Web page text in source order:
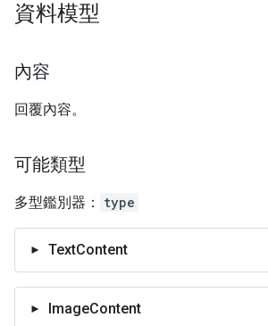
資料模型
內容
回覆內容。
可能類型
多型鑑別器： type
TextContent
ImageContent